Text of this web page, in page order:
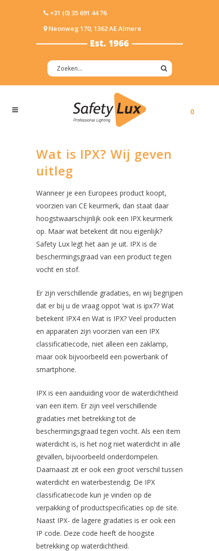
+31 (0) 35 691 44 76
Neonweg 170, 1362 AE Almere
0
Wat is IPX? Wij geven
uitleg
Wanneer je een Europees product koopt,
voorzien van CE keurmerk, dan staat daar
hoogstwaarschijnlijk ook een IPX keurmerk
op. Maar wat betekent dit nou eigenlijk?
Safety Lux legt het aan je uit. IPX is de
beschermingsgraad van een product tegen
vocht en stof.
Er zijn verschillende gradaties, en wij begrijpen
dat er bij u de vraag oppot ‘wat is ipx7? Wat
betekent IPX4 en Wat is IPX? Veel producten
en apparaten zijn voorzien van een IPX
classificatiecode, niet alleen een zaklamp,
maar ook bijvoorbeeld een powerbank of
smartphone.
IPX is een aanduiding voor de waterdichtheid
van een item. Er zijn veel verschillende
gradaties met betrekking tot de
beschermingsgraad tegen vocht. Als een item
waterdicht is, is het nog niet waterdicht in alle
gevallen, bijvoorbeeld onderdompelen.
Daarnaast zit er ook een groot verschil tussen
waterdicht en waterbestendig. De IPX
classificatiecode kun je vinden op de
verpakking of productspecificaties op de site.
Naast IPX- de lagere gradaties is er ook een
IP code. Deze code heeft de hoogste
betrekking op waterdichtheid.